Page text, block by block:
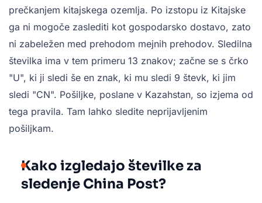
prečkanjem kitajskega ozemlja. Po izstopu iz Kitajske
ga ni mogoče zaslediti kot gospodarsko dostavo, zato
ni zabeležen med prehodom mejnih prehodov. Sledilna
številka ima v tem primeru 13 znakov; začne se s črko
"U", ki ji sledi še en znak, ki mu sledi 9 števk, ki jim
sledi "CN". Pošiljke, poslane v Kazahstan, so izjema od
tega pravila. Tam lahko sledite neprijavljenim
pošiljkam.
Kako izgledajo številke za
sledenje China Post?